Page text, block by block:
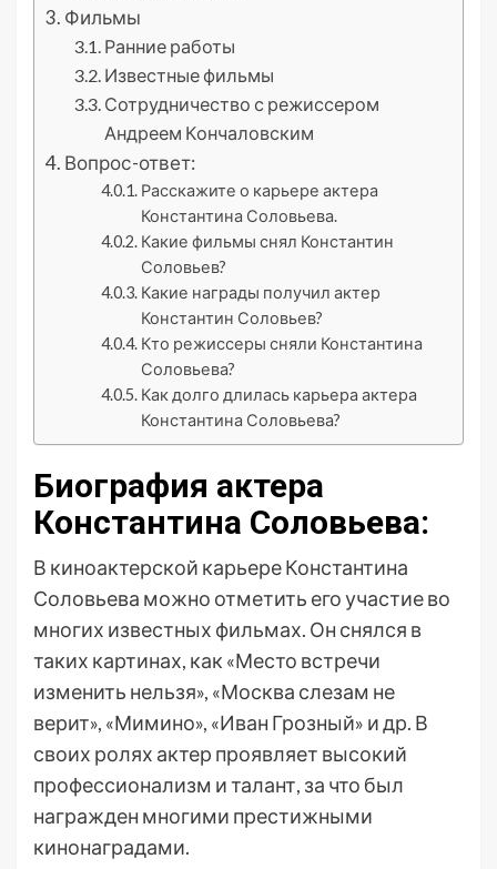
Фильмы
Ранние работы
Известные фильмы
Сотрудничество с режиссером
Андреем Кончаловским
Вопрос-ответ:
Расскажите о карьере актера
Константина Соловьева.
Какие фильмы снял Константин
Соловьев?
Какие награды получил актер
Константин Соловьев?
Кто режиссеры сняли Константина
Соловьева?
Как долго длилась карьера актера
Константина Соловьева?
Биография актера
Константина Соловьева:
В киноактерской карьере Константина
Соловьева можно отметить его участие во
многих известных фильмах. Он снялся в
таких картинах, как «Место встречи
изменить нельзя», «Москва слезам не
верит», «Мимино», «Иван Грозный» и др. В
своих ролях актер проявляет высокий
профессионализм и талант, за что был
награжден многими престижными
кинонаградами.